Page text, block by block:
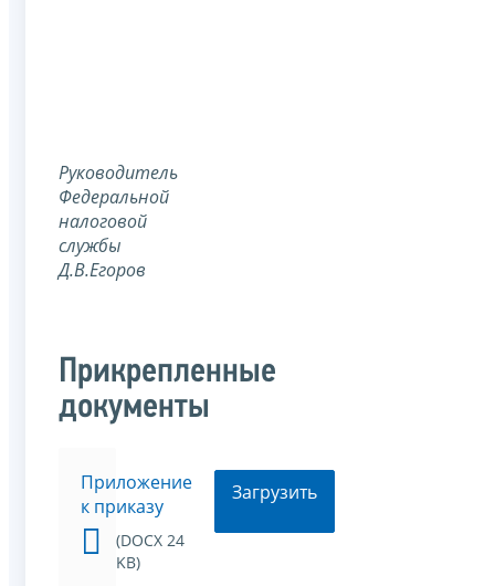
Руководитель
Федеральной
налоговой
службы
Д.В.Егоров
Прикрепленные
документы
Приложение
к приказу
(DOCX 24
KB)
Загрузить